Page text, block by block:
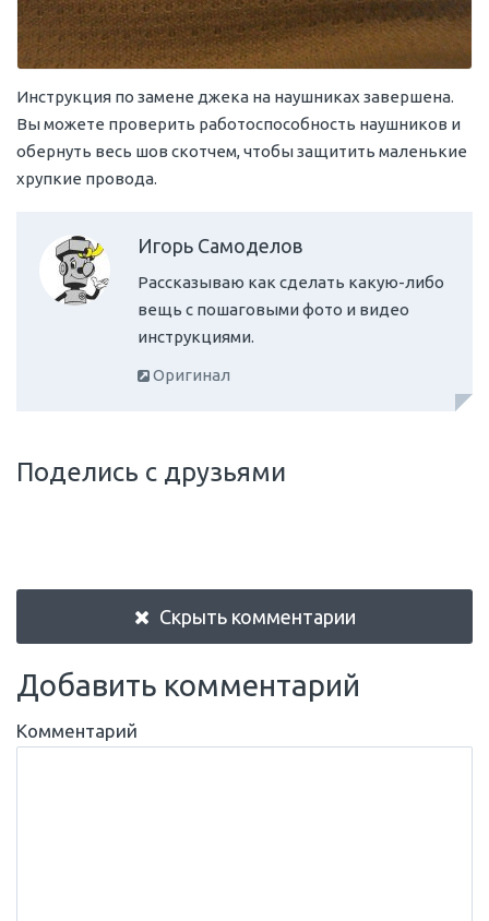
Инструкция по замене джека на наушниках завершена.
Вы можете проверить работоспособность наушников и
обернуть весь шов скотчем, чтобы защитить маленькие
хрупкие провода.
Игорь Самоделов
Рассказываю как сделать какую-либо
вещь с пошаговыми фото и видео
инструкциями.
Оригинал
Поделись с друзьями
Скрыть комментарии
Добавить комментарий
Комментарий